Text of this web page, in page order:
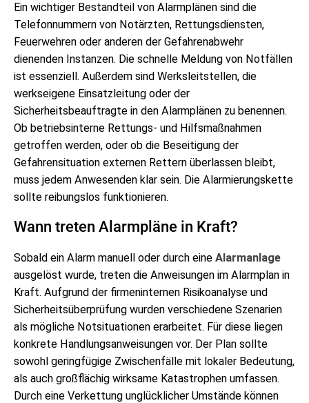
Ein wichtiger Bestandteil von Alarmplänen sind die
Telefonnummern von Notärzten, Rettungsdiensten,
Feuerwehren oder anderen der Gefahrenabwehr
dienenden Instanzen. Die schnelle Meldung von Notfällen
ist essenziell. Außerdem sind Werksleitstellen, die
werkseigene Einsatzleitung oder der
Sicherheitsbeauftragte in den Alarmplänen zu benennen.
Ob betriebsinterne Rettungs- und Hilfsmaßnahmen
getroffen werden, oder ob die Beseitigung der
Gefahrensituation externen Rettern überlassen bleibt,
muss jedem Anwesenden klar sein. Die Alarmierungskette
sollte reibungslos funktionieren.
Wann treten Alarmpläne in Kraft?
Sobald ein Alarm manuell oder durch eine Alarmanlage
ausgelöst wurde, treten die Anweisungen im Alarmplan in
Kraft. Aufgrund der firmeninternen Risikoanalyse und
Sicherheitsüberprüfung wurden verschiedene Szenarien
als mögliche Notsituationen erarbeitet. Für diese liegen
konkrete Handlungsanweisungen vor. Der Plan sollte
sowohl geringfügige Zwischenfälle mit lokaler Bedeutung,
als auch großflächig wirksame Katastrophen umfassen.
Durch eine Verkettung unglücklicher Umstände können